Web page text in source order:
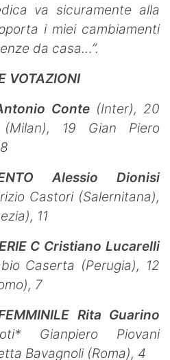
va sicuramente alla
i miei cambiamenti
da casa…”.
VOTAZIONI
Conte (Inter), 20
19 Gian Piero
Alessio Dionisi
Castori (Salernitana),
11
C Cristiano Lucarelli
Caserta (Perugia), 12
7
Rita Guarino
Gianpiero Piovani
Bavagnoli (Roma), 4